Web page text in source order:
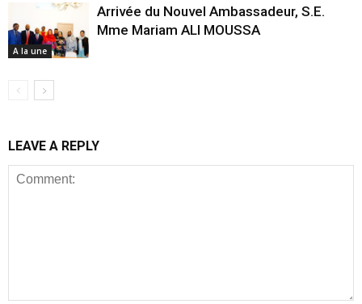
A la une
Arrivée du Nouvel Ambassadeur, S.E.
Mme Mariam ALI MOUSSA
LEAVE A REPLY